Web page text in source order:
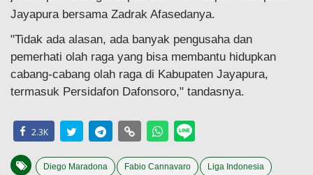
Jayapura bersama Zadrak Afasedanya.
"Tidak ada alasan, ada banyak pengusaha dan
pemerhati olah raga yang bisa membantu hidupkan
cabang-cabang olah raga di Kabupaten Jayapura,
termasuk Persidafon Dafonsoro," tandasnya.
2.3K
Diego Maradona Fabio Cannavaro Liga Indonesia